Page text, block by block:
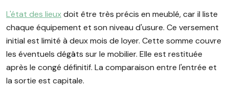
L'état des lieuxdoit être très précis en meublé, car il liste
chaque équipement et son niveau d'usure. Ce versement
initial est limité à deux mois de loyer. Cette somme couvre
les éventuels dégâts sur le mobilier. Elle est restituée
après le congé définitif. La comparaison entre l'entrée et
la sortie est capitale.